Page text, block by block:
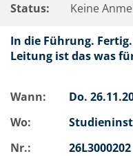
Status:
Keine
In die Führung.
Leitung ist das was
Wann: Do.
Wo:
Nr.:
26L3000202